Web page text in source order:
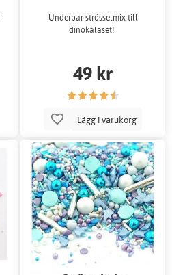
Underbar strösselmix till
dinokalaset!
49 kr
Lägg i varukorg